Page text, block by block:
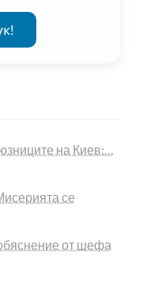
на Киев:…
се
от шефа